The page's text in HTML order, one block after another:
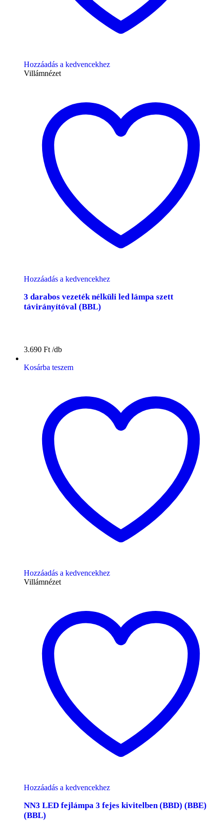
Hozzáadás a kedvencekhez
Villámnézet
Hozzáadás a kedvencekhez
3 darabos vezeték nélküli led lámpa szett
távirányítóval (BBL)
3.690 Ft
Kosárba teszem
Hozzáadás a kedvencekhez
Villámnézet
Hozzáadás a kedvencekhez
NN3 LED fejlámpa 3 fejes kivitelben (BBD) (BBE)
(BBL)